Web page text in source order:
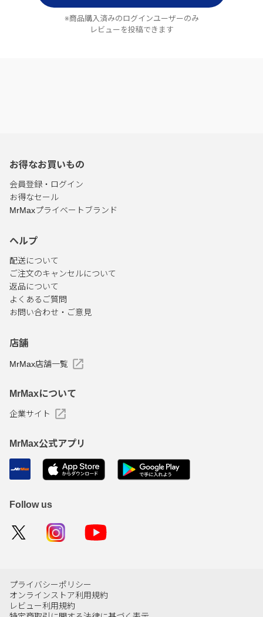
※商品購入済みのログインユーザーのみ
レビューを投稿できます
お得なお買いもの
会員登録・ログイン
お得なセール
MrMaxプライベートブランド
ヘルプ
配送について
ご注文のキャンセルについて
返品について
よくあるご質問
お問い合わせ・ご意見
店舗
MrMax店舗一覧
MrMaxについて
企業サイト
MrMax公式アプリ
Follow us
プライバシーポリシー
オンラインストア利用規約
レビュー利用規約